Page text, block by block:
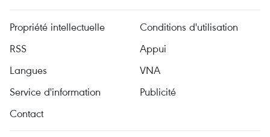
Propriété intellectuelle
Conditions d'utilisation
RSS
Appui
Langues
VNA
Service d'information
Publicité
Contact